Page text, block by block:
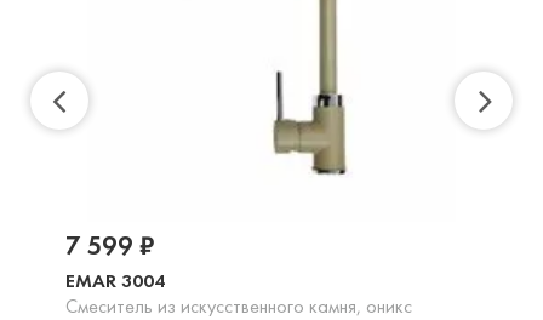
EMAR 3004
Смеситель из искусственного камня, оникс
7 599 ₽